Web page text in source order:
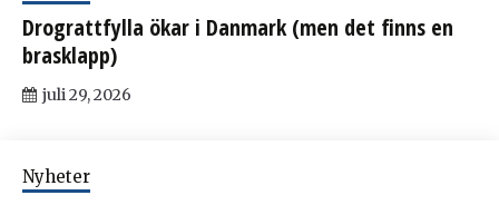
Drograttfylla ökar i Danmark (men det finns en
brasklapp)
juli 29, 2026
Nyheter